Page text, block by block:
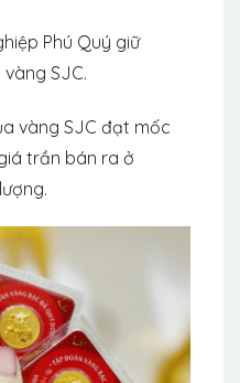
Phú Quý giữ
SJC.
vàng SJC đạt mốc
trần bán ra ở